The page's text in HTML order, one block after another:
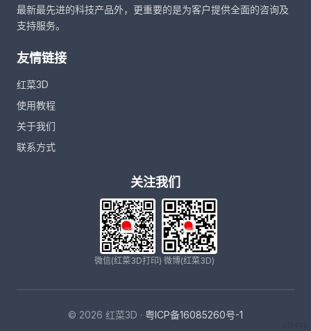
最新最先进的科技产品外，更重要的是为客户提供全面的咨询及
支持服务。
友情链接
红菜3D
使用教程
关于我们
联系方式
关注我们
微信(红菜3D打印) 微博(红菜3D)
© 2026 红菜3D · 粤ICP备16085260号-1